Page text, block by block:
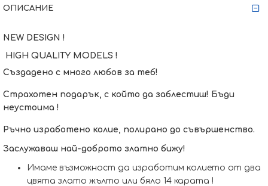
ОПИСАНИЕ
NEW DESIGN !
HIGH QUALITY MODELS !
Създадено с много любов за теб!
Страхотен подарък, с който да заблестиш! Бъди
неустоима !
Ръчно изработено колие, полирано до съвършенство.
Заслужаваш най-доброто златно бижу!
Имаме възможност да изработим кoлието от два
цвята злато жълто или бяло 14 карата !